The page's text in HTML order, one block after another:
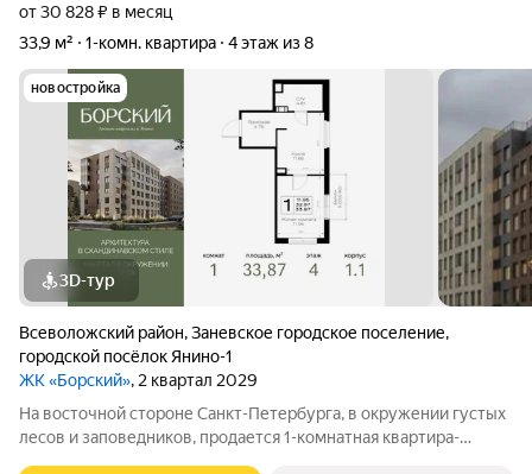
от 30 828 ₽ в месяц
33,9 м²
1-комн. квартира 4 этаж из 8
новостройка
3D-тур
Всеволожский район,Заневское городское поселение,
городской посёлок Янино-1
ЖК «Борский», 2 квартал 2029
На восточной стороне Санкт-Петербурга, в окружении густых
лесов и заповедников, продается 1-комнатная квартира-